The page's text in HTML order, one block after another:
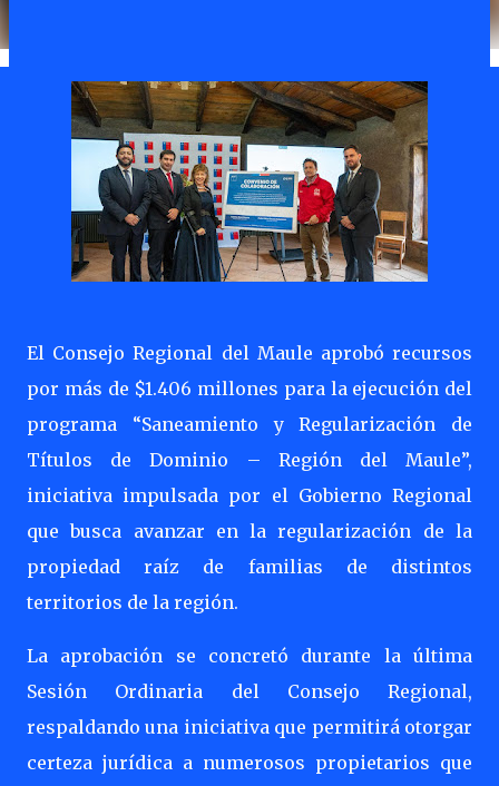
El Consejo Regional del Maule aprobó recursos
por más de $1.406 millones para la ejecución del
programa “Saneamiento y Regularización de
Títulos de Dominio – Región del Maule”,
iniciativa impulsada por el Gobierno Regional
que busca avanzar en la regularización de la
propiedad raíz de familias de distintos
territorios de la región.
La aprobación se concretó durante la última
Sesión Ordinaria del Consejo Regional,
respaldando una iniciativa que permitirá otorgar
certeza jurídica a numerosos propietarios que